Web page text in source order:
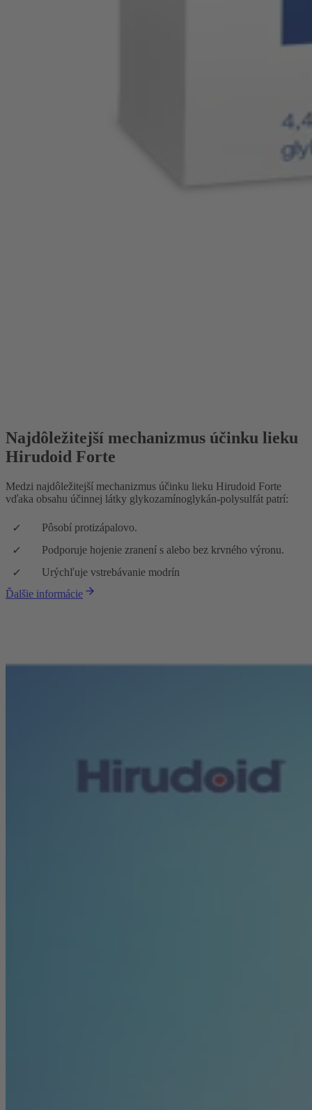
Najdôležitejší mechanizmus účinku lieku
Hirudoid Forte
Medzi najdôležitejší mechanizmus účinku lieku Hirudoid Forte
vďaka obsahu účinnej látky glykozamínoglykán-polysulfát patrí:
Pôsobí protizápalovo.
Podporuje hojenie zranení s alebo bez krvného výronu.
Urýchľuje vstrebávanie modrín
Ďalšie informácie